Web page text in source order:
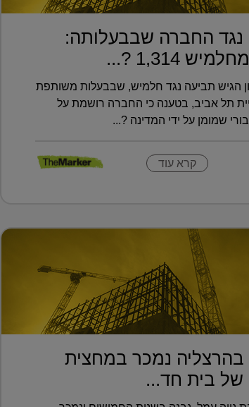
נגד החברה שבבעלותה:
1,314 ?...
הגיש תביעה נגד חלמיש, שבבעלות משותפת
תל אביב, בטענה כי החברה רושמת על
שמומן על ידי המדינה ?...
קרא עוד
בהרצליה נמכר במחצית
של בית חד...